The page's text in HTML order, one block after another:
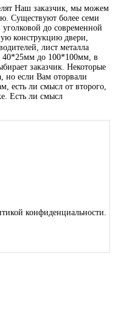
Наш заказчик, мы можем
Существуют более семи
до современной
конструкцию двери,
лист металла
40*25мм до 100*100мм, в
заказчик. Некоторые
но если Вам оторвали
есть ли смысл от второго,
Есть ли смысл
конфиденциальности.